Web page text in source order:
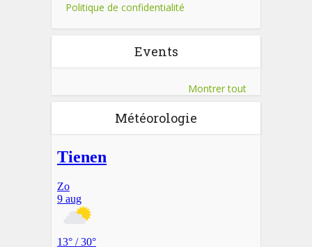
Politique de confidentialité
Events
Montrer tout
Météorologie